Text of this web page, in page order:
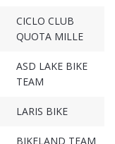
CICLO CLUB
QUOTA MILLE
ASD LAKE BIKE
TEAM
LARIS BIKE
BIKELAND TEAM